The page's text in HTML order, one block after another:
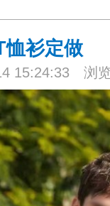
恤衫定做
15:24:33 浏